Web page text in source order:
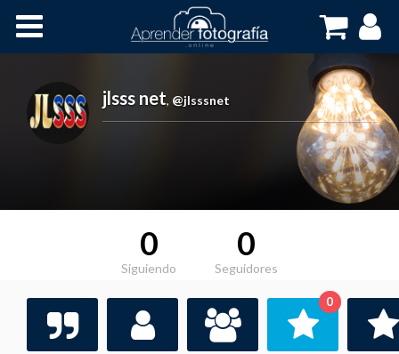
jlsss net, @jlsssnet
0
Siguiendo
0
Seguidores
0